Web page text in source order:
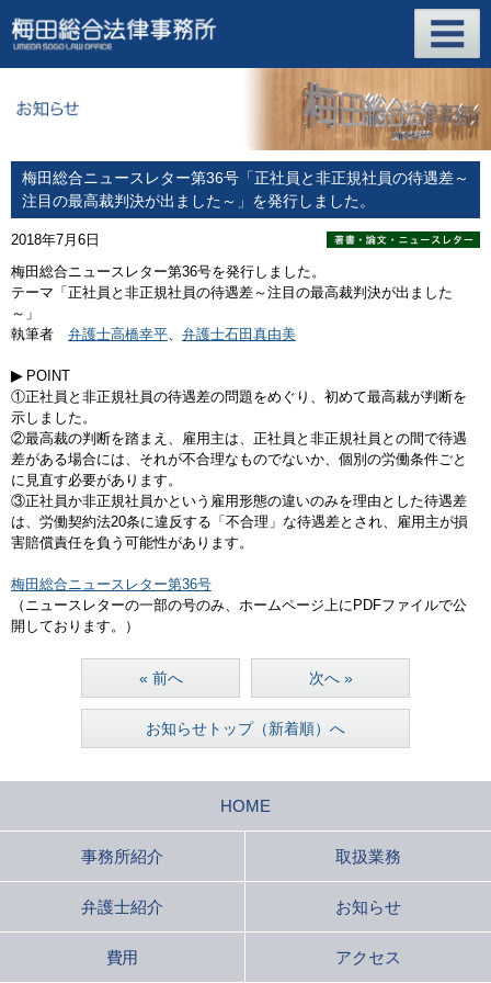
梅田総合ニュースレター第36号「正社員と非正規社員の待遇差～
注目の最高裁判決が出ました～」を発行しました。
2018年7月6日
梅田総合ニュースレター第36号を発行しました。
テーマ「正社員と非正規社員の待遇差～注目の最高裁判決が出ました
～」
執筆者 弁護士高橋幸平、 弁護士石田真由美
▶ POINT
①正社員と非正規社員の待遇差の問題をめぐり、初めて最高裁が判断を
示しました。
②最高裁の判断を踏まえ、雇用主は、正社員と非正規社員との間で待遇
差がある場合には、それが不合理なものでないか、個別の労働条件ごと
に見直す必要があります。
③正社員か非正規社員かという雇用形態の違いのみを理由とした待遇差
は、労働契約法20条に違反する「不合理」な待遇差とされ、雇用主が損
害賠償責任を負う可能性があります。
梅田総合ニュースレター第36号
（ニュースレターの一部の号のみ、ホームページ上にPDFファイルで公
開しております。）
« 前へ
お知らせトップ（新着順）へ
次へ »
HOME
事務所紹介 取扱業務
弁護士紹介 お知らせ
費用 アクセス